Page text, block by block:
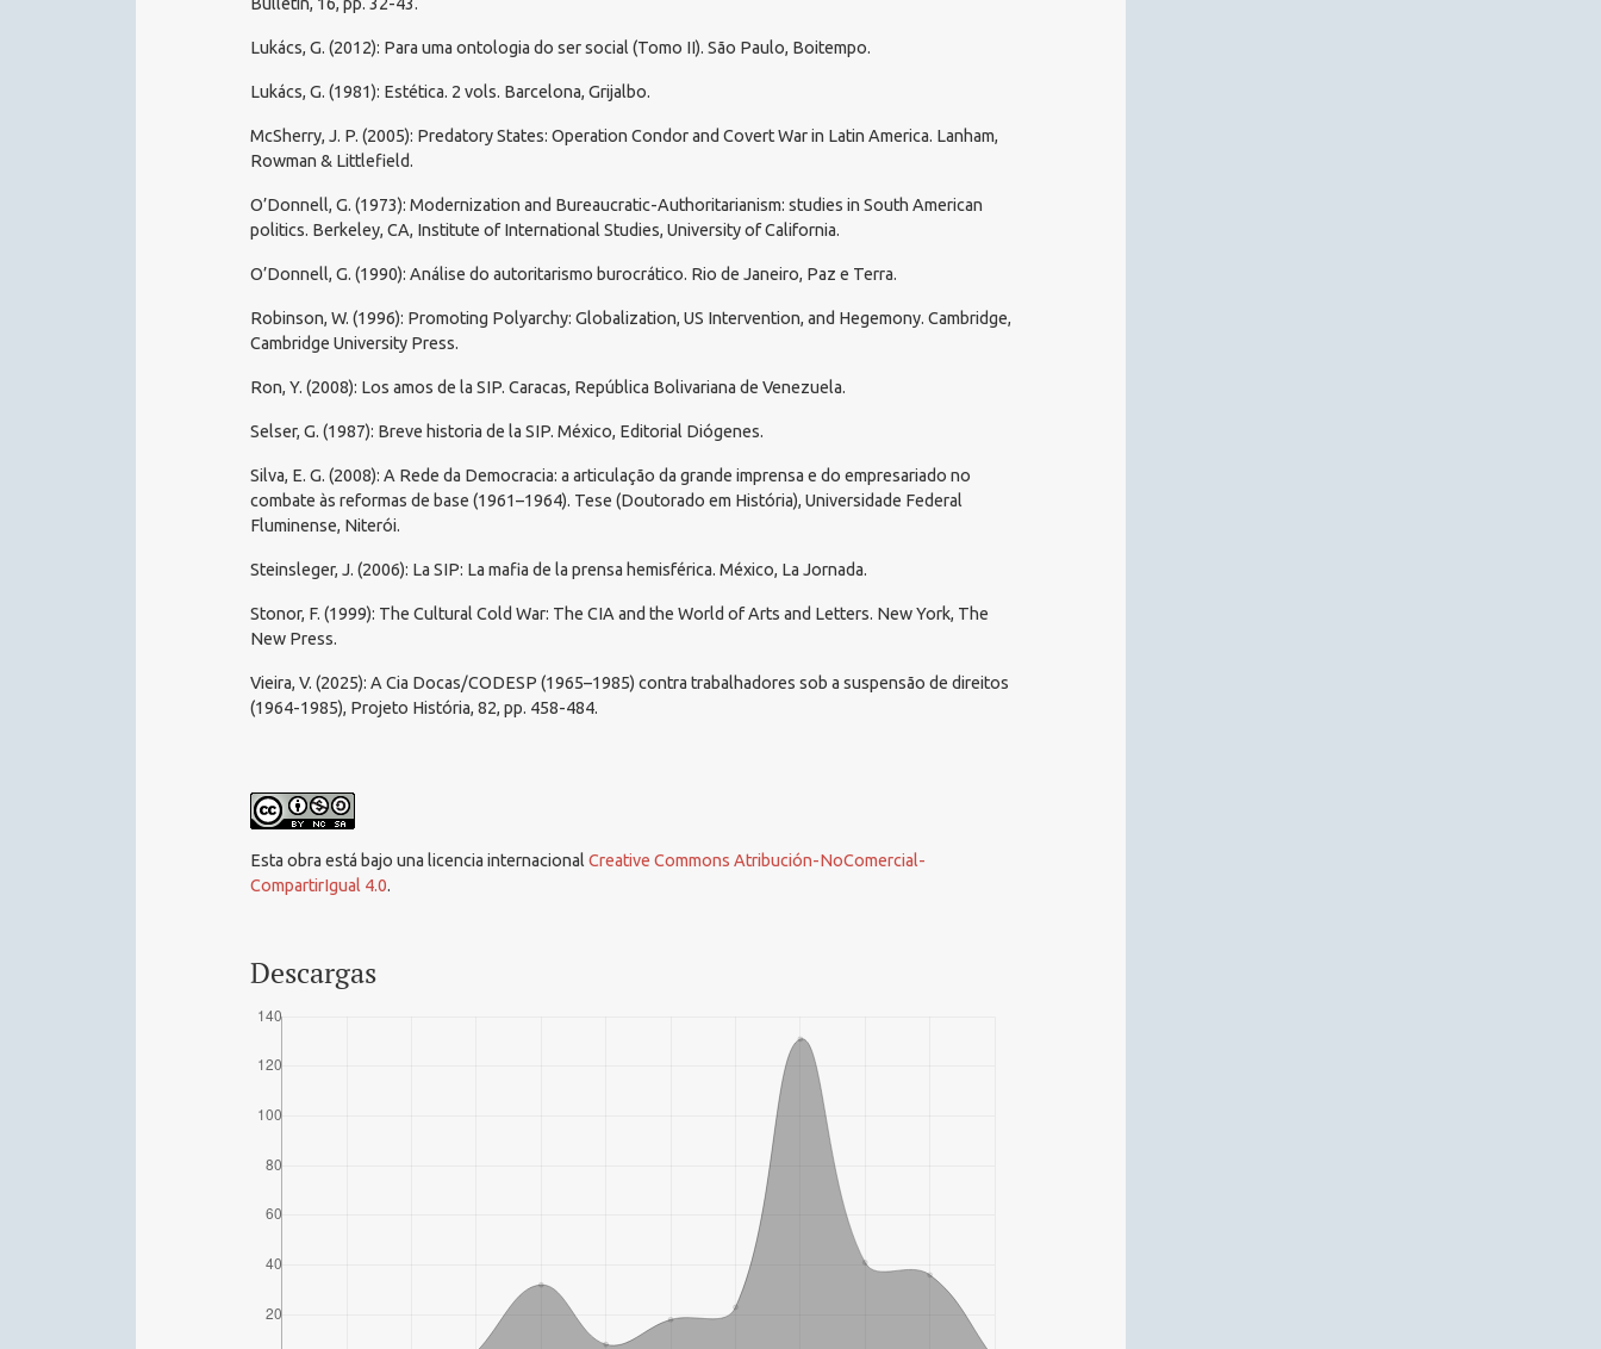
Bulletin, 16, pp. 32-43.
Lukács, G. (2012): Para uma ontologia do ser social (Tomo II). São Paulo, Boitempo.
Lukács, G. (1981): Estética. 2 vols. Barcelona, Grijalbo.
McSherry, J. P. (2005): Predatory States: Operation Condor and Covert War in Latin America. Lanham,
Rowman & Littlefield.
O’Donnell, G. (1973): Modernization and Bureaucratic-Authoritarianism: studies in South American
politics. Berkeley, CA, Institute of International Studies, University of California.
O’Donnell, G. (1990): Análise do autoritarismo burocrático. Rio de Janeiro, Paz e Terra.
Robinson, W. (1996): Promoting Polyarchy: Globalization, US Intervention, and Hegemony. Cambridge,
Cambridge University Press.
Ron, Y. (2008): Los amos de la SIP. Caracas, República Bolivariana de Venezuela.
Selser, G. (1987): Breve historia de la SIP. México, Editorial Diógenes.
Silva, E. G. (2008): A Rede da Democracia: a articulação da grande imprensa e do empresariado no
combate às reformas de base (1961–1964). Tese (Doutorado em História), Universidade Federal
Fluminense, Niterói.
Steinsleger, J. (2006): La SIP: La mafia de la prensa hemisférica. México, La Jornada.
Stonor, F. (1999): The Cultural Cold War: The CIA and the World of Arts and Letters. New York, The
New Press.
Vieira, V. (2025): A Cia Docas/CODESP (1965–1985) contra trabalhadores sob a suspensão de direitos
(1964-1985), Projeto História, 82, pp. 458-484.
Esta obra está bajo una licencia internacionalCreative Commons Atribución-NoComercial-
CompartirIgual 4.0.
Descargas